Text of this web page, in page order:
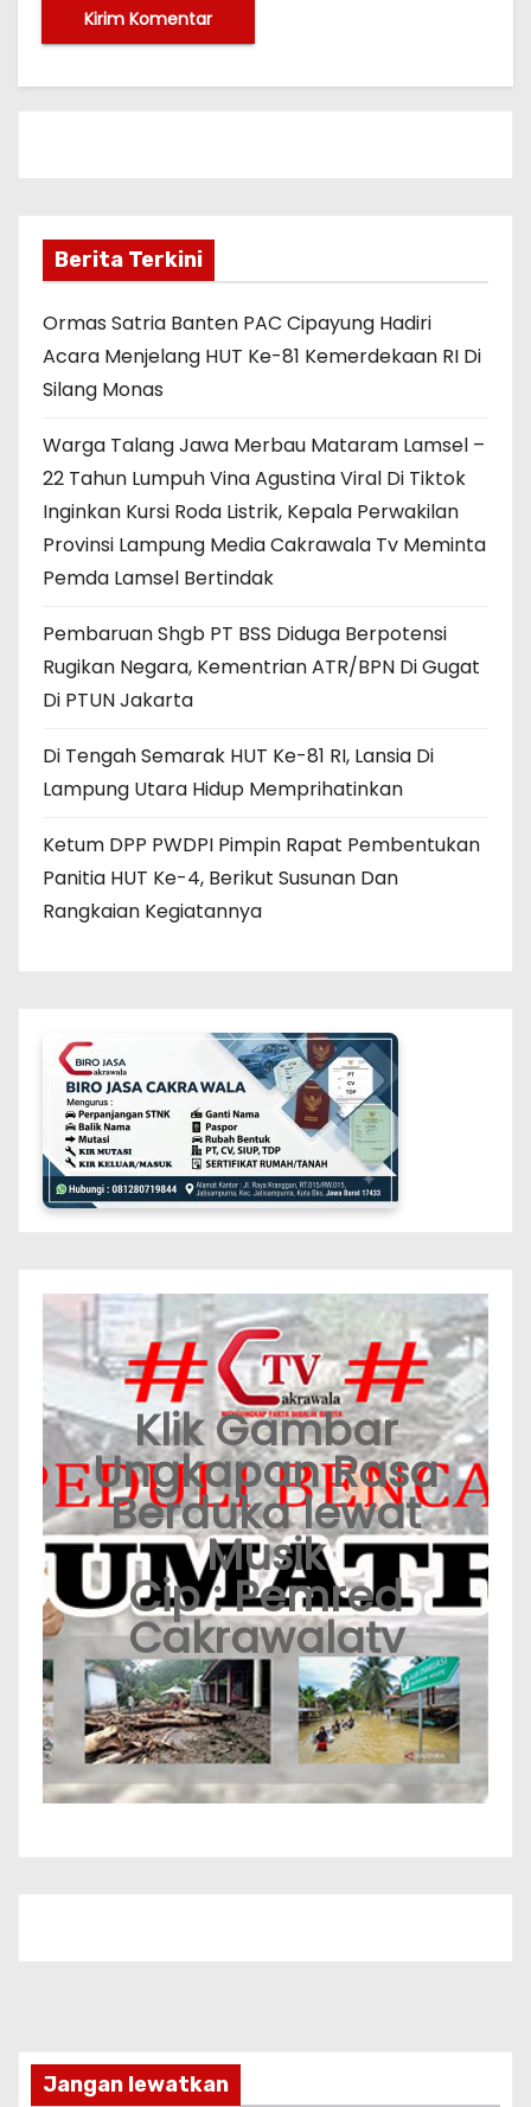
Berita Terkini
Ormas Satria Banten PAC Cipayung Hadiri
Acara Menjelang HUT Ke-81 Kemerdekaan RI Di
Silang Monas
Warga Talang Jawa Merbau Mataram Lamsel –
22 Tahun Lumpuh Vina Agustina Viral Di Tiktok
Inginkan Kursi Roda Listrik, Kepala Perwakilan
Provinsi Lampung Media Cakrawala Tv Meminta
Pemda Lamsel Bertindak
Pembaruan Shgb PT BSS Diduga Berpotensi
Rugikan Negara, Kementrian ATR/BPN Di Gugat
Di PTUN Jakarta
Di Tengah Semarak HUT Ke-81 RI, Lansia Di
Lampung Utara Hidup Memprihatinkan
Ketum DPP PWDPI Pimpin Rapat Pembentukan
Panitia HUT Ke-4, Berikut Susunan Dan
Rangkaian Kegiatannya
Klik Gambar
Ungkapan Rasa
Berduka lewat
Musik
Cip : Pemred
Cakrawalatv
Jangan lewatkan